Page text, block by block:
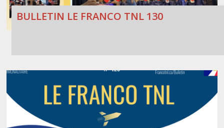
BULLETIN LE FRANCO TNL 130